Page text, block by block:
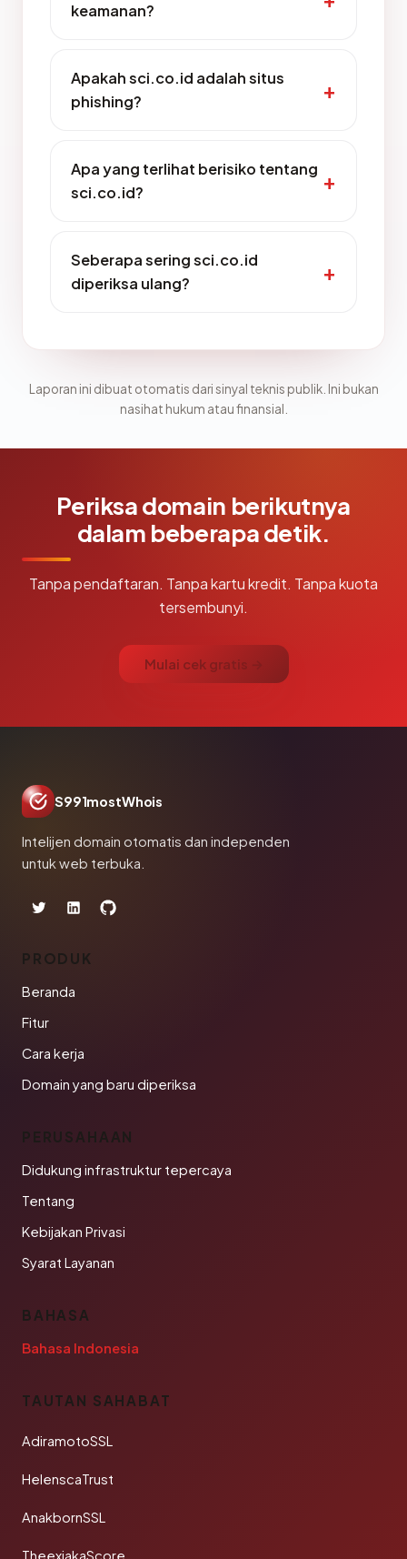
keamanan?
Apakah sci.co.id adalah situs
phishing?
Apa yang terlihat berisiko tentang
sci.co.id?
Seberapa sering sci.co.id
diperiksa ulang?
Laporan ini dibuat otomatis dari sinyal teknis publik. Ini bukan
nasihat hukum atau finansial.
Periksa domain berikutnya
dalam beberapa detik.
Tanpa pendaftaran. Tanpa kartu kredit. Tanpa kuota
tersembunyi.
Mulai cek gratis →
S991mostWhois
Intelijen domain otomatis dan independen
untuk web terbuka.
PRODUK
Beranda
Fitur
Cara kerja
Domain yang baru diperiksa
PERUSAHAAN
Didukung infrastruktur tepercaya
Tentang
Kebijakan Privasi
Syarat Layanan
BAHASA
Bahasa Indonesia
TAUTAN SAHABAT
AdiramotoSSL
HelenscaTrust
AnakbornSSL
TheexjakaScore